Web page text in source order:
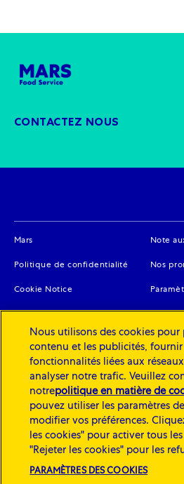
CONTACTEZ NOUS
Mars(opens in new window) Note
Politique de confidentialité(opens in
Nos
Cookie Notice(opens in new window)
Législation(opens in new window)
Carrières(opens in new window)
Copyright © 2026 Mars, Inc. Tous droits
marque déposée de Mars, Inc. et de ses
Mars Food Service est
Mars, Incorporated
Nous utilisons des cookies pour
contenu et les publicités, fournir
fonctionnalités liées aux
analyser notre trafic. Veuillez
notrepolitique en matière de
pouvez utiliser les paramètres
modifier vos préférences.
les cookies" pour activer tous
"Rejeter les cookies" pour les
PARAMÈTRES DES COOKIES